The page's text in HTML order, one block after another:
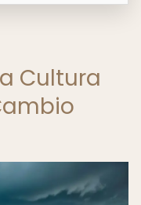
Cultura